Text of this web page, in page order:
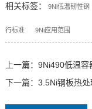
相关标签： 9Ni低温韧性钢
行标准 9Ni应用范围
上一篇： 9Ni490低温容
下一篇： 3.5Ni钢板热